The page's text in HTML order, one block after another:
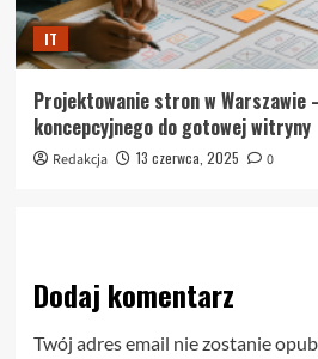
IT
Projektowanie stron w Warszawie
koncepcyjnego do gotowej witryny
Redakcja 13 czerwca, 2025 0
Dodaj komentarz
Twój adres email nie zostanie